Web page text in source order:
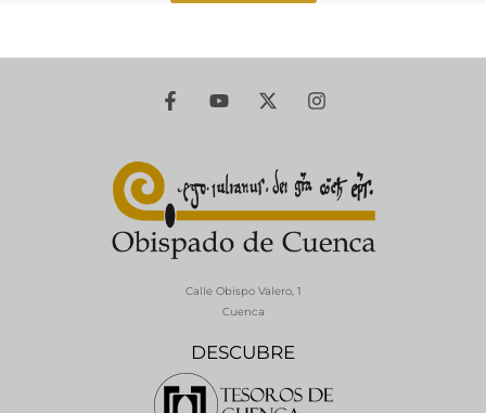
DESCUBRE
Calle Obispo Valero, 1
Cuenca